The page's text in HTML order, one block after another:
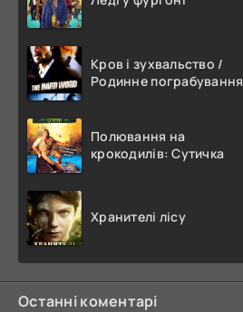
Кров і зухвальство /
Родинне пограбування
Полювання на
крокодилів: Сутичка
Хранителі лісу
Останні коментарі